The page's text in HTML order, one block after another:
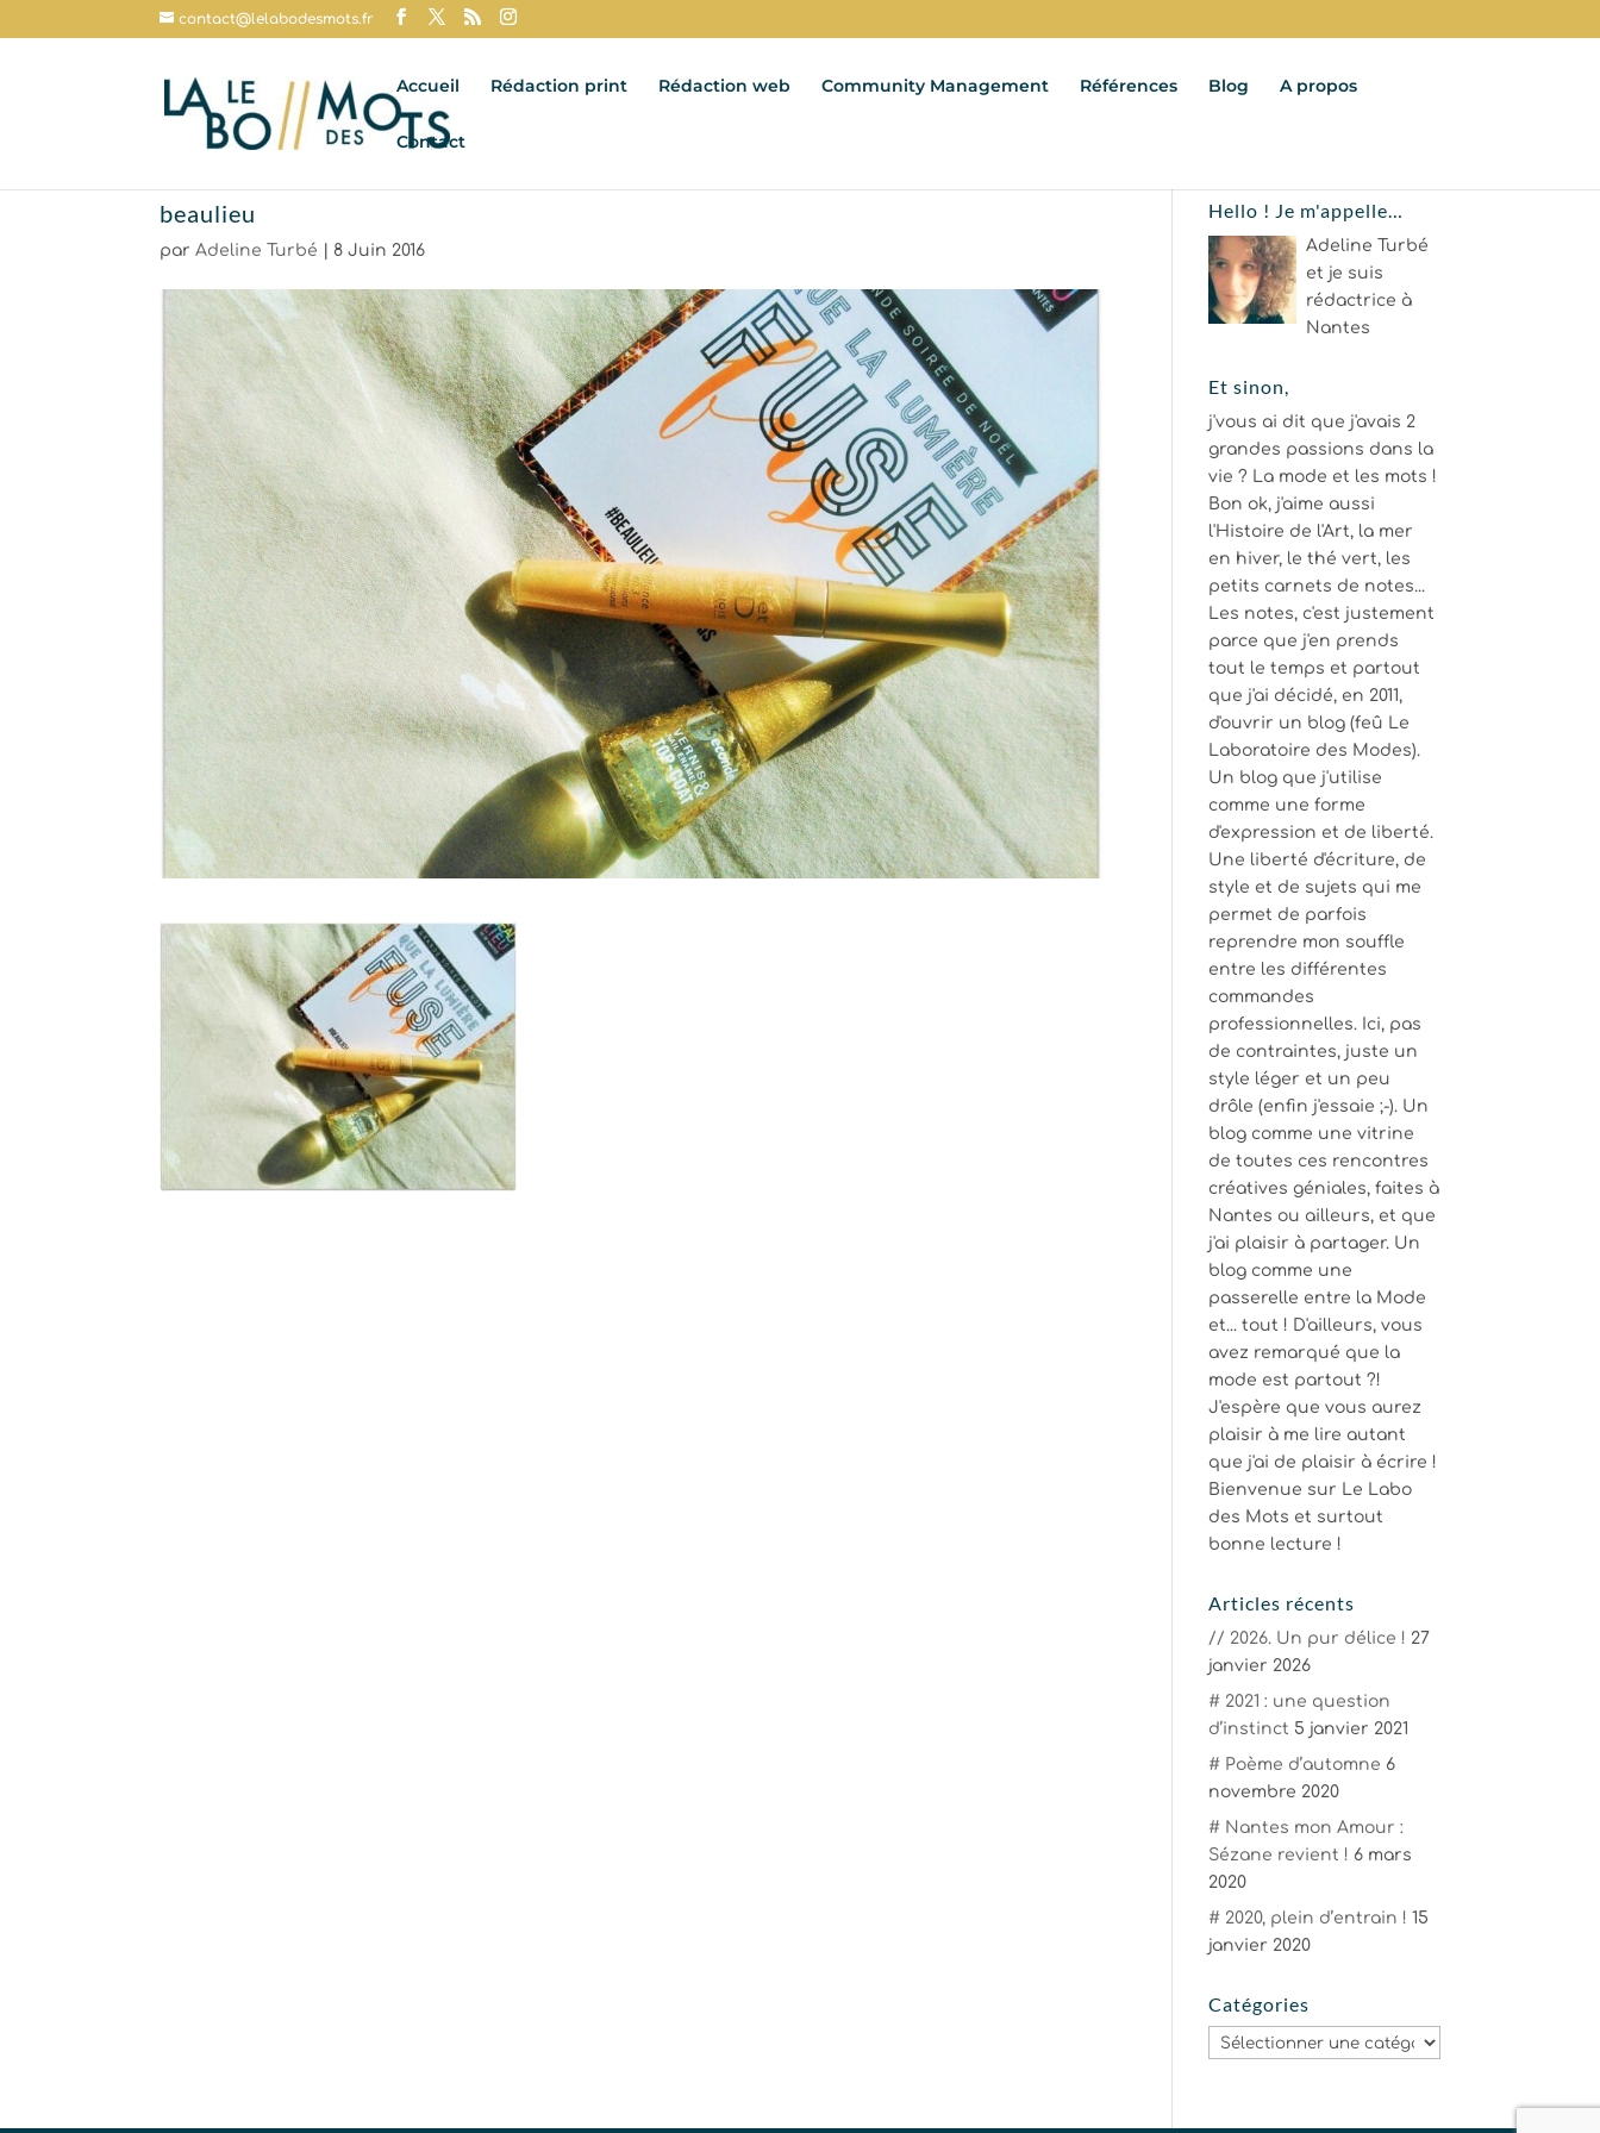
contact@lelabodesmots.fr
Accueil Rédaction print Rédaction web Community Management Références Blog A propos
Contact
beaulieu
parAdeline Turbé 8 Juin 2016
Hello ! Je m'appelle…
Adeline Turbé
et je suis
rédactrice à
Nantes
Et sinon,
j'vous ai dit que j'avais 2
grandes passions dans la
vie ? La mode et les mots !
Bon ok, j'aime aussi
l'Histoire de l'Art, la mer
en hiver, le thé vert, les
petits carnets de notes...
Les notes, c'est justement
parce que j'en prends
tout le temps et partout
que j'ai décidé, en 2011,
d'ouvrir un blog (feû Le
Laboratoire des Modes).
Un blog que j'utilise
comme une forme
d'expression et de liberté.
Une liberté d'écriture, de
style et de sujets qui me
permet de parfois
reprendre mon souffle
entre les différentes
commandes
professionnelles. Ici, pas
de contraintes, juste un
style léger et un peu
drôle (enfin j'essaie ;-). Un
blog comme une vitrine
de toutes ces rencontres
créatives géniales, faites à
Nantes ou ailleurs, et que
j'ai plaisir à partager. Un
blog comme une
passerelle entre la Mode
et... tout ! D'ailleurs, vous
avez remarqué que la
mode est partout ?!
J'espère que vous aurez
plaisir à me lire autant
que j'ai de plaisir à écrire !
Bienvenue sur Le Labo
des Mots et surtout
bonne lecture !
Articles récents
// 2026. Un pur délice ! 27
janvier 2026
# 2021 : une question
d’instinct 5 janvier 2021
# Poème d’automne 6
novembre 2020
# Nantes mon Amour :
Sézane revient ! 6 mars
2020
# 2020, plein d’entrain ! 15
janvier 2020
Catégories
Catégories